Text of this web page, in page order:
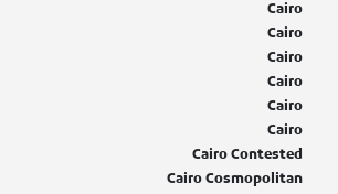
Cairo
Cairo
Cairo
Cairo
Cairo
Cairo
Cairo Contested
Cairo Cosmopolitan